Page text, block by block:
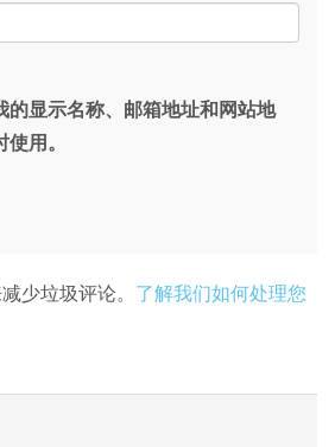
的显示名称、邮箱地址和网站地
用。
少垃圾评论。 了解我们如何处理您